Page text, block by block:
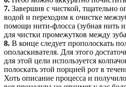
7. Завершив с чисткой, тщательно
водой и переходим к очистке
помощи нити-флосса (зубная нить
для чистки промежутков между
8. В конце следует прополоскать
ополаскивателя. Для этого
для этой цели используется
полоскать этой порцией рот в
Хоть описание процесса и